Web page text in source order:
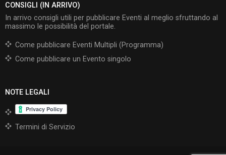
CONSIGLI (IN ARRIVO)
In arrivo consigli utili per pubblicare Eventi al meglio sfruttando al
massimo le possibilità del portale.
Come pubblicare Eventi Multipli (Programma)
Come pubblicare un Evento singolo
NOTE LEGALI
Termini di Servizio